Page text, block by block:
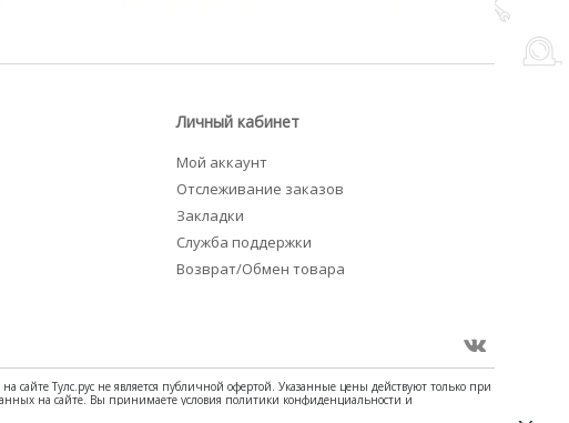
Личный кабинет
Мой аккаунт
Отслеживание заказов
Закладки
Служба поддержки
Возврат/Обмен товара
сайте Тулс.рус не является публичной офертой. Указанные цены действуют только при
на сайте. Вы принимаете условия политики конфиденциальности и